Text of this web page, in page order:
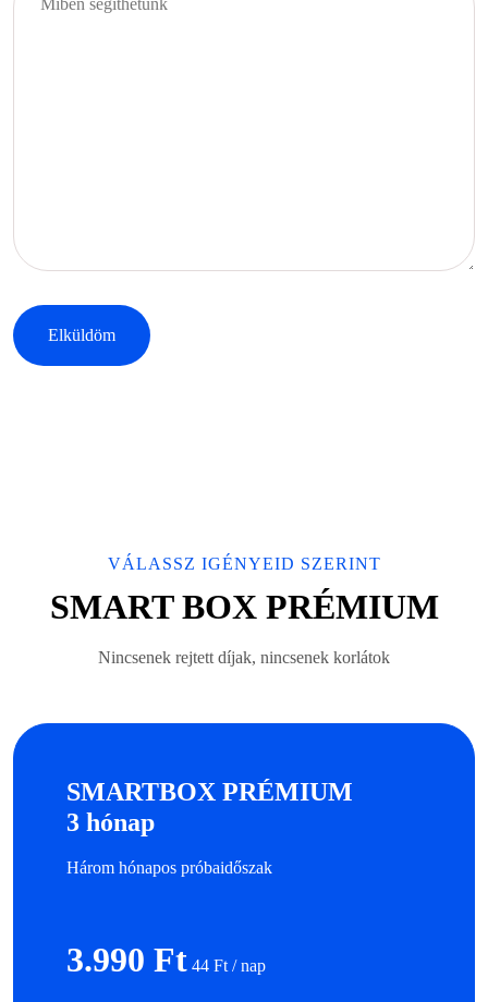
VÁLASSZ IGÉNYEID SZERINT
SMART BOX PRÉMIUM
Nincsenek rejtett díjak, nincsenek korlátok
SMARTBOX PRÉMIUM
3 hónap
Három hónapos próbaidőszak
3.990 Ft 44 Ft / nap